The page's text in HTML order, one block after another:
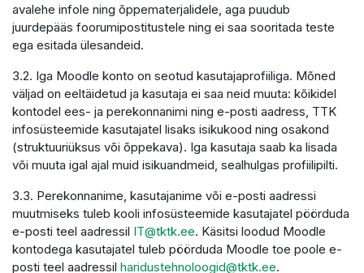
avalehe infole ning õppematerjalidele, aga puudub
juurdepääs foorumipostitustele ning ei saa sooritada teste
ega esitada ülesandeid.
3.2. Iga Moodle konto on seotud kasutajaprofiiliga. Mõned
väljad on eeltäidetud ja kasutaja ei saa neid muuta: kõikidel
kontodel ees- ja perekonnanimi ning e-posti aadress, TTK
infosüsteemide kasutajatel lisaks isikukood ning osakond
(struktuuriüksus või õppekava). Iga kasutaja saab ka lisada
või muuta igal ajal muid isikuandmeid, sealhulgas profiilipilti.
3.3. Perekonnanime, kasutajanime või e-posti aadressi
muutmiseks tuleb kooli infosüsteemide kasutajatel pöörduda
e-posti teel aadressil IT@tktk.ee. Käsitsi loodud Moodle
kontodega kasutajatel tuleb pöörduda Moodle toe poole e-
posti teel aadressil haridustehnoloogid@tktk.ee.